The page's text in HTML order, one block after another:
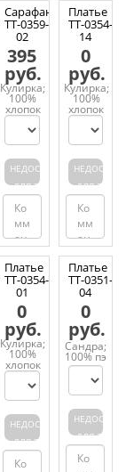
Сарафан
ТТ-0359-
02
395
руб.
Кулирка;
100%
хлопок
НЕДОСТУПЕН
ДЛЯ ЗАКАЗА
Платье
ТТ-0354-
14
0
руб.
Кулирка;
100%
хлопок
ДЛЯ
Платье
ТТ-0354-
01
0
руб.
Кулирка;
100%
хлопок
НЕДОСТУПЕН
ДЛЯ ЗАКАЗА
Платье
ТТ-0351-
04
0
руб.
Сандра;
100% пэ
ДЛЯ